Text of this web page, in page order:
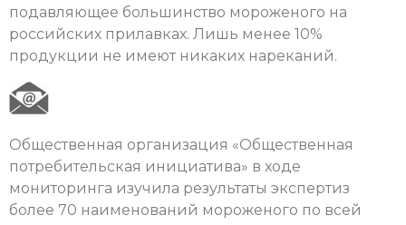
подавляющее большинство мороженого на
российских прилавках. Лишь менее 10%
продукции не имеют никаких нареканий.
Общественная организация «Общественная
потребительская инициатива» в ходе
мониторинга изучила результаты экспертиз
более 70 наименований мороженого по всей